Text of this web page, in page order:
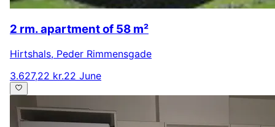
2 rm. apartment of 58 m²
Hirtshals, Peder Rimmensgade
3.627,22 kr.22 June